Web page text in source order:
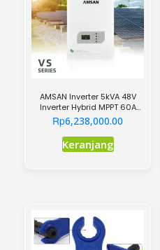
AMSAN Inverter 5kVA 48V
Inverter Hybrid MPPT 60A
PSW Low Frequency
Rp6,238,000.00
Keranjang